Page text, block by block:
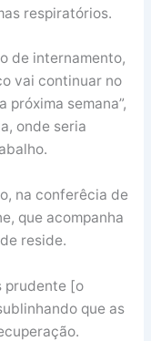
respiratórios.
de internamento,
vai continuar no
próxima semana”,
onde seria
na conferêcia de
que acompanha
reside.
prudente [o
que as